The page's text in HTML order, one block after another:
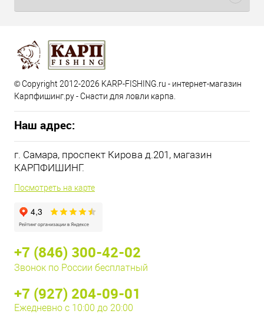
© Copyright 2012-2026 KARP-FISHING.ru - интернет-магазин
Карпфишинг.ру - Снасти для ловли карпа.
Наш адрес:
г. Самара, проспект Кирова д.201, магазин
КАРПФИШИНГ.
Посмотреть на карте
+7 (846) 300-42-02
Звонок по России бесплатный
+7 (927) 204-09-01
Ежедневно с 10:00 до 20:00